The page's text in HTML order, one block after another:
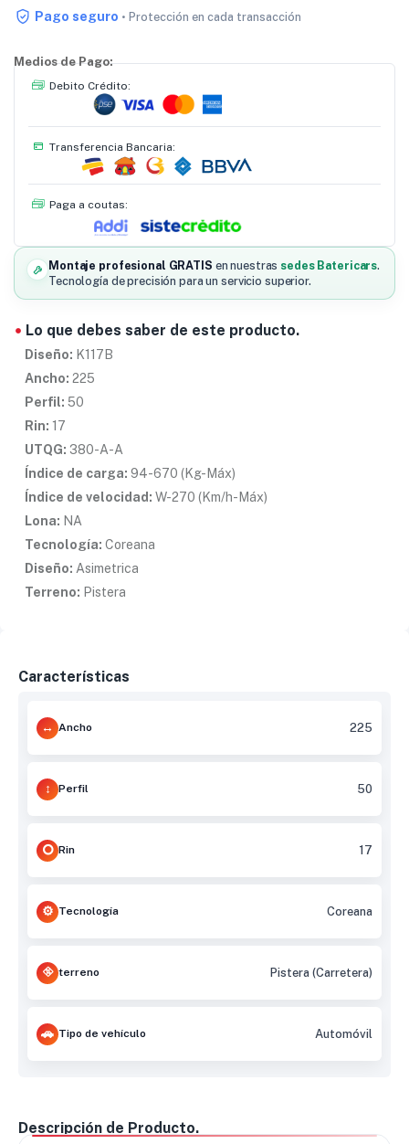
Pago seguro • Protección en cada transacción
Medios de Pago:
Debito Crédito:
Transferencia Bancaria:
Paga a coutas:
Montaje profesional GRATIS en nuestras sedes Batericars.
Tecnología de precisión para un servicio superior.
Lo que debes saber de este producto.
Diseño: K117B
Ancho: 225
Perfil: 50
Rin: 17
UTQG: 380-A-A
Índice de carga: 94-670 (Kg-Máx)
Índice de velocidad: W-270 (Km/h-Máx)
Lona: NA
Tecnología: Coreana
Diseño: Asimetrica
Terreno: Pistera
Características
Ancho 225
Perfil 50
Rin 17
Tecnología Coreana
terreno Pistera (Carretera)
Tipo de vehículo Automóvil
Descripción de Producto.